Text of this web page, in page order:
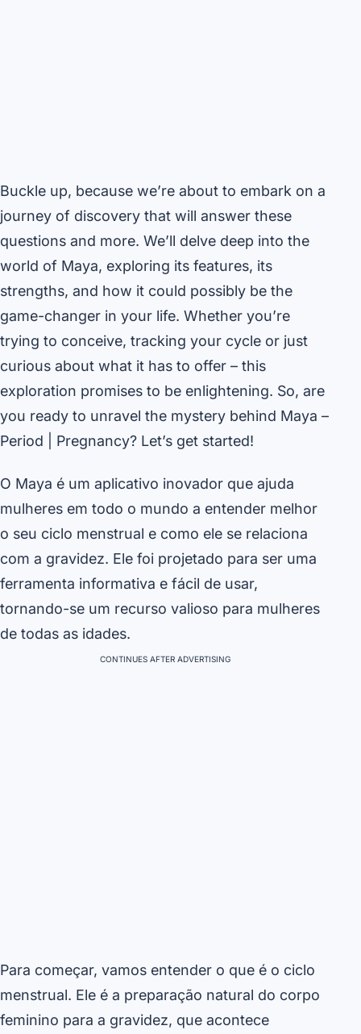
Buckle up, because we’re about to embark on a
journey of discovery that will answer these
questions and more. We’ll delve deep into the
world of Maya, exploring its features, its
strengths, and how it could possibly be the
game-changer in your life. Whether you’re
trying to conceive, tracking your cycle or just
curious about what it has to offer – this
exploration promises to be enlightening. So, are
you ready to unravel the mystery behind Maya –
Period | Pregnancy? Let’s get started!
O Maya é um aplicativo inovador que ajuda
mulheres em todo o mundo a entender melhor
o seu ciclo menstrual e como ele se relaciona
com a gravidez. Ele foi projetado para ser uma
ferramenta informativa e fácil de usar,
tornando-se um recurso valioso para mulheres
de todas as idades.
CONTINUES AFTER ADVERTISING
Para começar, vamos entender o que é o ciclo
menstrual. Ele é a preparação natural do corpo
feminino para a gravidez, que acontece